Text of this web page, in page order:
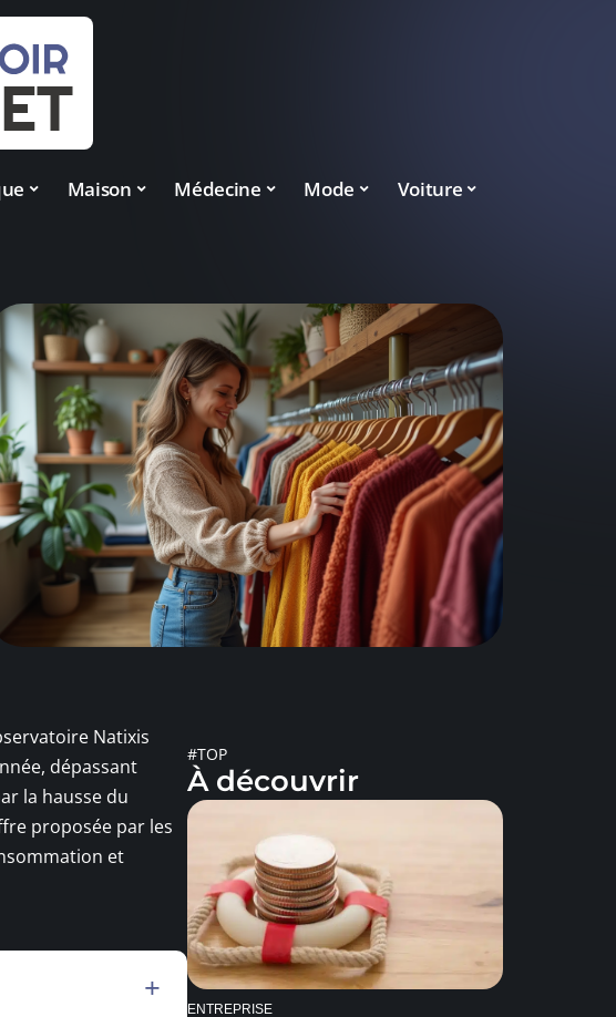
Maison Médecine Mode Voiture
Natixis
dépassant
la hausse du
proposée par les
et
#TOP
À découvrir
ENTREPRISE